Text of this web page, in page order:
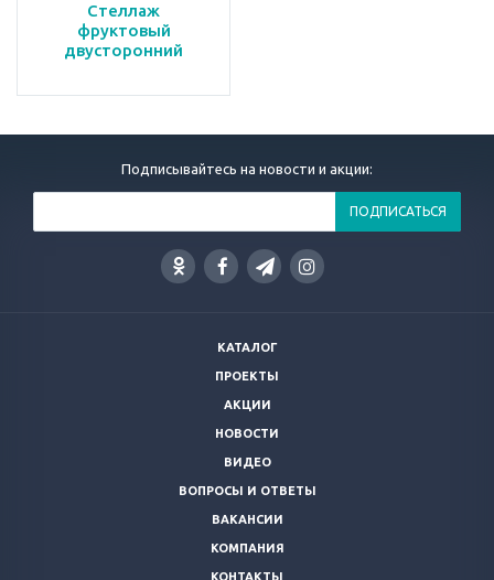
Стеллаж
фруктовый
двусторонний
Подписывайтесь на новости и акции:
КАТАЛОГ
ПРОЕКТЫ
АКЦИИ
НОВОСТИ
ВИДЕО
ВОПРОСЫ И ОТВЕТЫ
ВАКАНСИИ
КОМПАНИЯ
КОНТАКТЫ